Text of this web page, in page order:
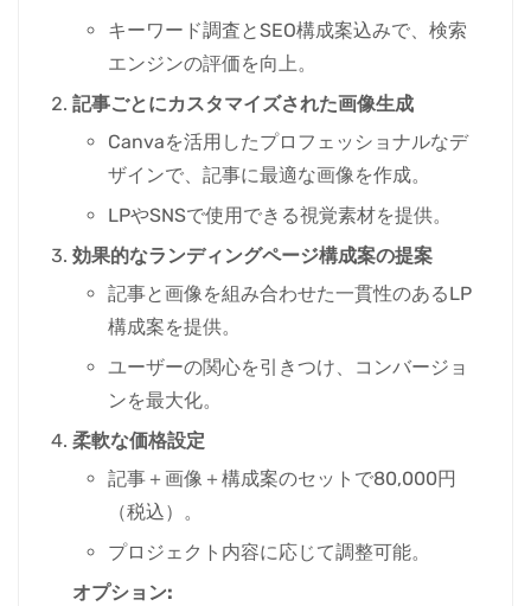
キーワード調査とSEO構成案込みで、検索
エンジンの評価を向上。
記事ごとにカスタマイズされた画像生成
Canvaを活用したプロフェッショナルなデ
ザインで、記事に最適な画像を作成。
LPやSNSで使用できる視覚素材を提供。
効果的なランディングページ構成案の提案
記事と画像を組み合わせた一貫性のあるLP
構成案を提供。
ユーザーの関心を引きつけ、コンバージョ
ンを最大化。
柔軟な価格設定
記事＋画像＋構成案のセットで80,000円
（税込）。
プロジェクト内容に応じて調整可能。
オプション: